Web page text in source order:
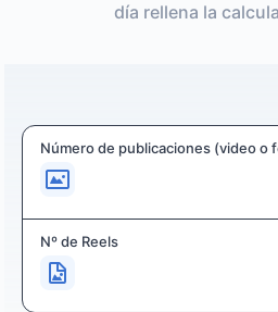
día rellena la
Número de publicaciones (video o
Nº de Reels